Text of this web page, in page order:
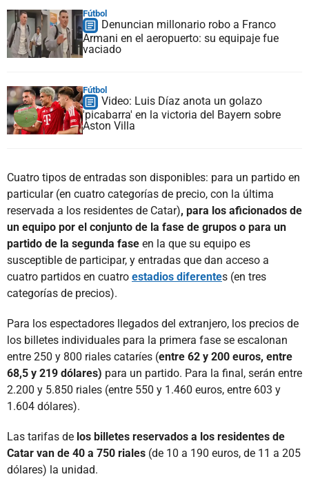
Fútbol
Denuncian millonario robo a Franco
Armani en el aeropuerto: su equipaje fue
vaciado
Fútbol
Video: Luis Díaz anota un golazo
'picabarra' en la victoria del Bayern sobre
Aston Villa
Cuatro tipos de entradas son disponibles: para un partido en
particular (en cuatro categorías de precio, con la última
reservada a los residentes de Catar), para los aficionados de
un equipo por el conjunto de la fase de grupos o para un
partido de la segunda fase en la que su equipo es
susceptible de participar, y entradas que dan acceso a
cuatro partidos en cuatro estadios diferentes (en tres
categorías de precios).
Para los espectadores llegados del extranjero, los precios de
los billetes individuales para la primera fase se escalonan
entre 250 y 800 riales cataríes (entre 62 y 200 euros, entre
68,5 y 219 dólares) para un partido. Para la final, serán entre
2.200 y 5.850 riales (entre 550 y 1.460 euros, entre 603 y
1.604 dólares).
Las tarifas de los billetes reservados a los residentes de
Catar van de 40 a 750 riales (de 10 a 190 euros, de 11 a 205
dólares) la unidad.